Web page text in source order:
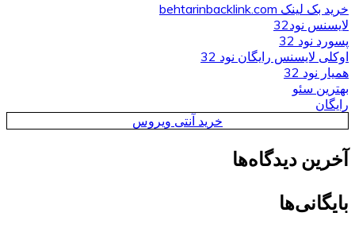
خرید بک لینک behtarinbacklink.com
لایسنس نود32
پسورد نود 32
اوکلی لایسنس رایگان نود 32
همیار نود 32
بهترین سئو
رایگان
خرید آنتی ویروس
آخرین دیدگاه‌ها
بایگانی‌ها